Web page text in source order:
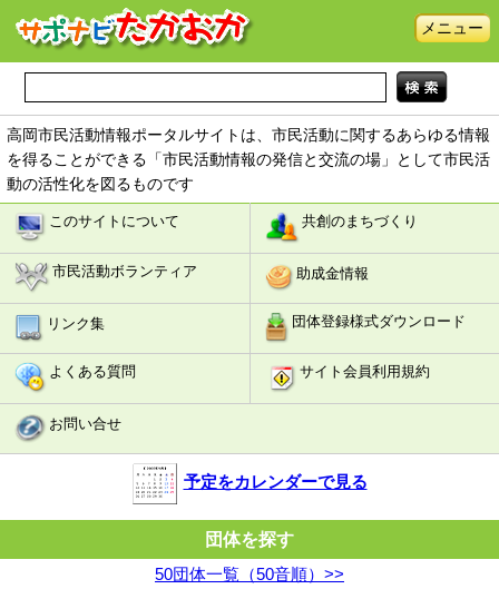
メニュー
高岡市民活動情報ポータルサイトは、市民活動に関するあらゆる情報
を得ることができる「市民活動情報の発信と交流の場」として市民活
動の活性化を図るものです
このサイトについて 共創のまちづくり
市民活動ボランティア 助成金情報
リンク集 団体登録様式ダウンロード
よくある質問 サイト会員利用規約
お問い合せ
予定をカレンダーで見る
団体を探す
50団体一覧（50音順）>>